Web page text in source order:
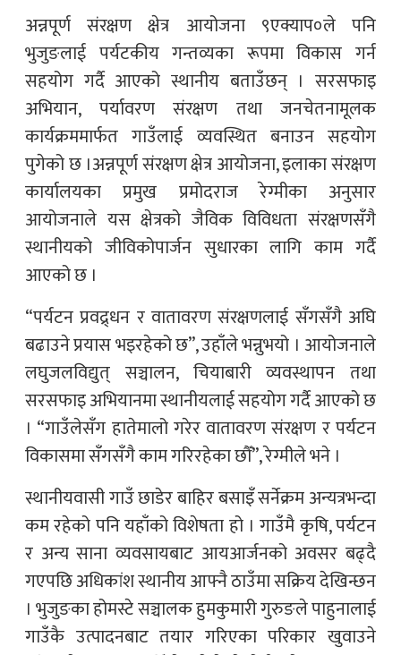
अन्नपूर्ण संरक्षण क्षेत्र आयोजना ९एक्याप०ले पनि
भुजुङलाई पर्यटकीय गन्तव्यका रूपमा विकास गर्न
सहयोग गर्दै आएको स्थानीय बताउँछन् । सरसफाइ
अभियान, पर्यावरण संरक्षण तथा जनचेतनामूलक
कार्यक्रममार्फत गाउँलाई व्यवस्थित बनाउन सहयोग
पुगेको छ ।अन्नपूर्ण संरक्षण क्षेत्र आयोजना, इलाका संरक्षण
कार्यालयका प्रमुख प्रमोदराज रेग्मीका अनुसार
आयोजनाले यस क्षेत्रको जैविक विविधता संरक्षणसँगै
स्थानीयको जीविकोपार्जन सुधारका लागि काम गर्दै
आएको छ ।
“पर्यटन प्रवद्र्धन र वातावरण संरक्षणलाई सँगसँगै अघि
बढाउने प्रयास भइरहेको छ”, उहाँले भन्नुभयो । आयोजनाले
लघुजलविद्युत् सञ्चालन, चियाबारी व्यवस्थापन तथा
सरसफाइ अभियानमा स्थानीयलाई सहयोग गर्दै आएको छ
। “गाउँलेसँग हातेमालो गरेर वातावरण संरक्षण र पर्यटन
विकासमा सँगसँगै काम गरिरहेका छौँ”, रेग्मीले भने ।
स्थानीयवासी गाउँ छाडेर बाहिर बसाइँ सर्नेक्रम अन्यत्रभन्दा
कम रहेको पनि यहाँको विशेषता हो । गाउँमै कृषि, पर्यटन
र अन्य साना व्यवसायबाट आयआर्जनको अवसर बढ्दै
गएपछि अधिकांश स्थानीय आफ्नै ठाउँमा सक्रिय देखिन्छन
। भुजुङका होमस्टे सञ्चालक हुमकुमारी गुरुङले पाहुनालाई
गाउँकै उत्पादनबाट तयार गरिएका परिकार खुवाउने